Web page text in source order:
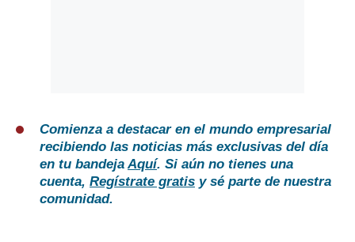
Comienza a destacar en el mundo empresarial
recibiendo las noticias más exclusivas del día
en tu bandejaAquí. Si aún no tienes una
cuenta, Regístrate gratis y sé parte de nuestra
comunidad.